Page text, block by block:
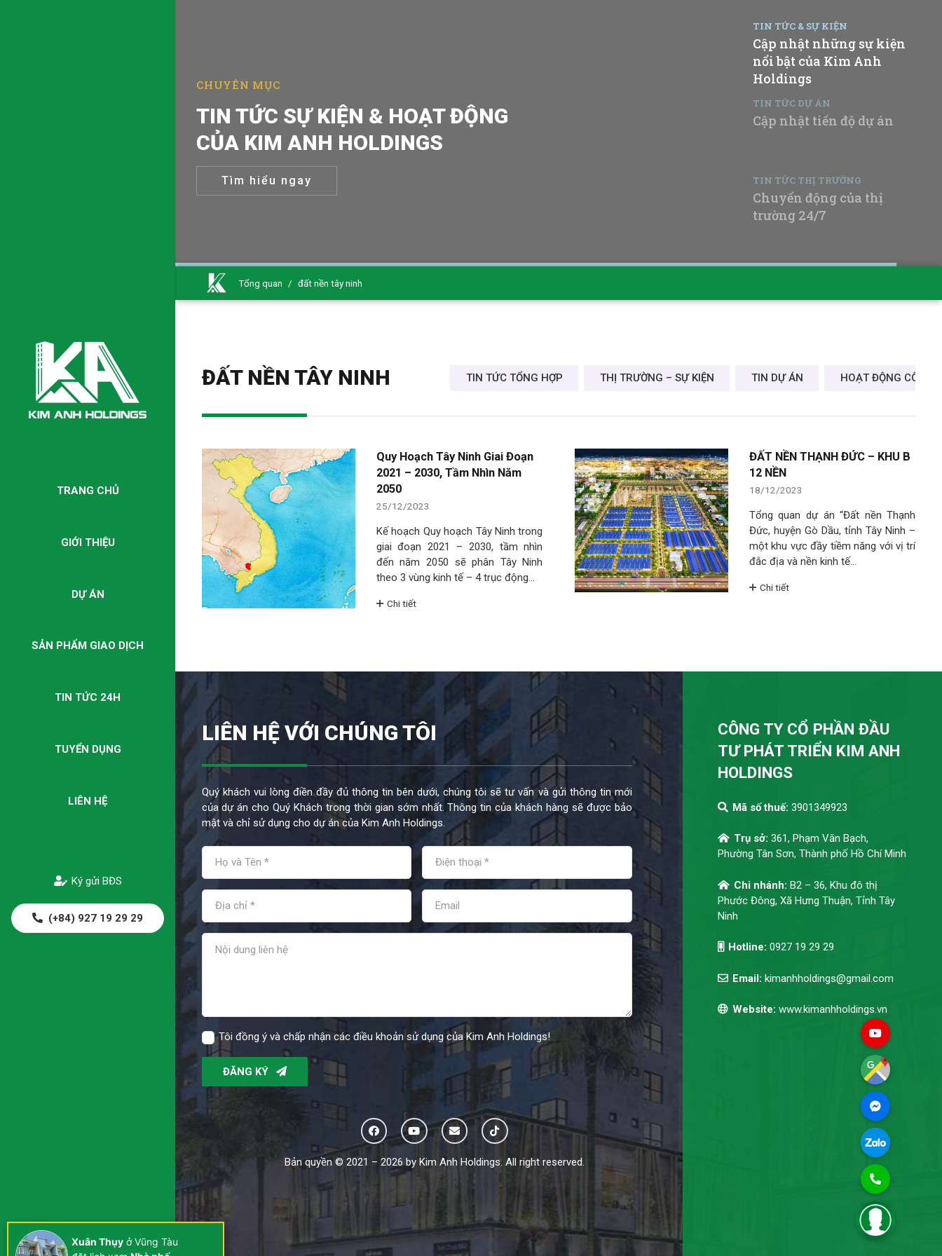
TRANG CHỦ
GIỚI THIỆU
DỰ ÁN
SẢN PHẨM GIAO DỊCH
TIN TỨC 24H
TUYỂN DỤNG
LIÊN HỆ
Ký gửi BĐS
(+84) 927 19 29 29
TIN TỨC & SỰ KIỆN
Cập nhật những sự kiện
nổi bật của Kim Anh
Holdings
TIN TỨC DỰ ÁN
Cập nhật tiến độ dự án
TIN TỨC THỊ TRƯỜNG
Chuyển động của thị
trường 24/7
TIN TỨC SỰ KIỆN & HOẠT ĐỘNG
CỦA KIM ANH HOLDINGS
CHUYÊN MỤC
Tìm hiểu ngay
Tổng quan / đất nền tây ninh
ĐẤT NỀN TÂY NINH TIN TỨC TỔNG HỢP THỊ TRƯỜNG – SỰ KIỆN TIN DỰ ÁN HOẠT ĐỘNG CÔNG
Quy Hoạch Tây Ninh Giai Đoạn
2021 – 2030, Tầm Nhìn Năm
2050
25/12/2023
Kế hoạch Quy hoạch Tây Ninh trong
giai đoạn 2021 – 2030, tầm nhìn
đến năm 2050 sẽ phân Tây Ninh
theo 3 vùng kinh tế – 4 trục động…
Chi tiết
ĐẤT NỀN THẠNH ĐỨC – KHU B
12 NỀN
18/12/2023
Tổng quan dự án “Đất nền Thạnh
Đức, huyện Gò Dầu, tỉnh Tây Ninh –
một khu vực đầy tiềm năng với vị trí
đắc địa và nền kinh tế…
Chi tiết
LIÊN HỆ VỚI CHÚNG TÔI
Quý khách vui lòng điền đầy đủ thông tin bên dưới, chúng tôi sẽ tư vấn và gửi thông tin mới
của dự án cho Quý Khách trong thời gian sớm nhất. Thông tin của khách hàng sẽ được bảo
mật và chỉ sử dụng cho dự án của Kim Anh Holdings.
Tôi đồng ý và chấp nhận các điều khoản sử dụng của Kim Anh Holdings!
ĐĂNG KÝ
Bản quyền © 2021 – 2026 by Kim Anh Holdings. All right reserved.
CÔNG TY CỔ PHẦN ĐẦU
TƯ PHÁT TRIỂN KIM ANH
HOLDINGS
Mã số thuế:3901349923
Trụ sở:361, Phạm Văn Bạch,
Phường Tân Sơn, Thành phố Hồ Chí Minh
Chi nhánh:B2 – 36, Khu đô thị
Phước Đông, Xã Hưng Thuận, Tỉnh Tây
Ninh
Hotline:0927 19 29 29
Email:kimanhholdings@gmail.com
Website:www.kimanhholdings.vn
Xuân Thụy ở Vũng Tàu